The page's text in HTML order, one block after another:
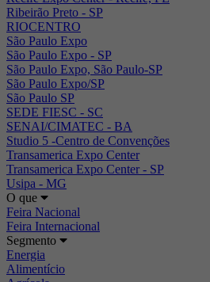
Ribeirão Preto - SP
RIOCENTRO
São Paulo Expo
São Paulo Expo - SP
São Paulo Expo, São Paulo-SP
São Paulo Expo/SP
São Paulo SP
SEDE FIESC - SC
SENAI/CIMATEC - BA
Studio 5 -Centro de Convenções
Transamerica Expo Center
Transamerica Expo Center - SP
Usipa - MG
O que
Feira Nacional
Feira Internacional
Segmento
Energia
Alimentício